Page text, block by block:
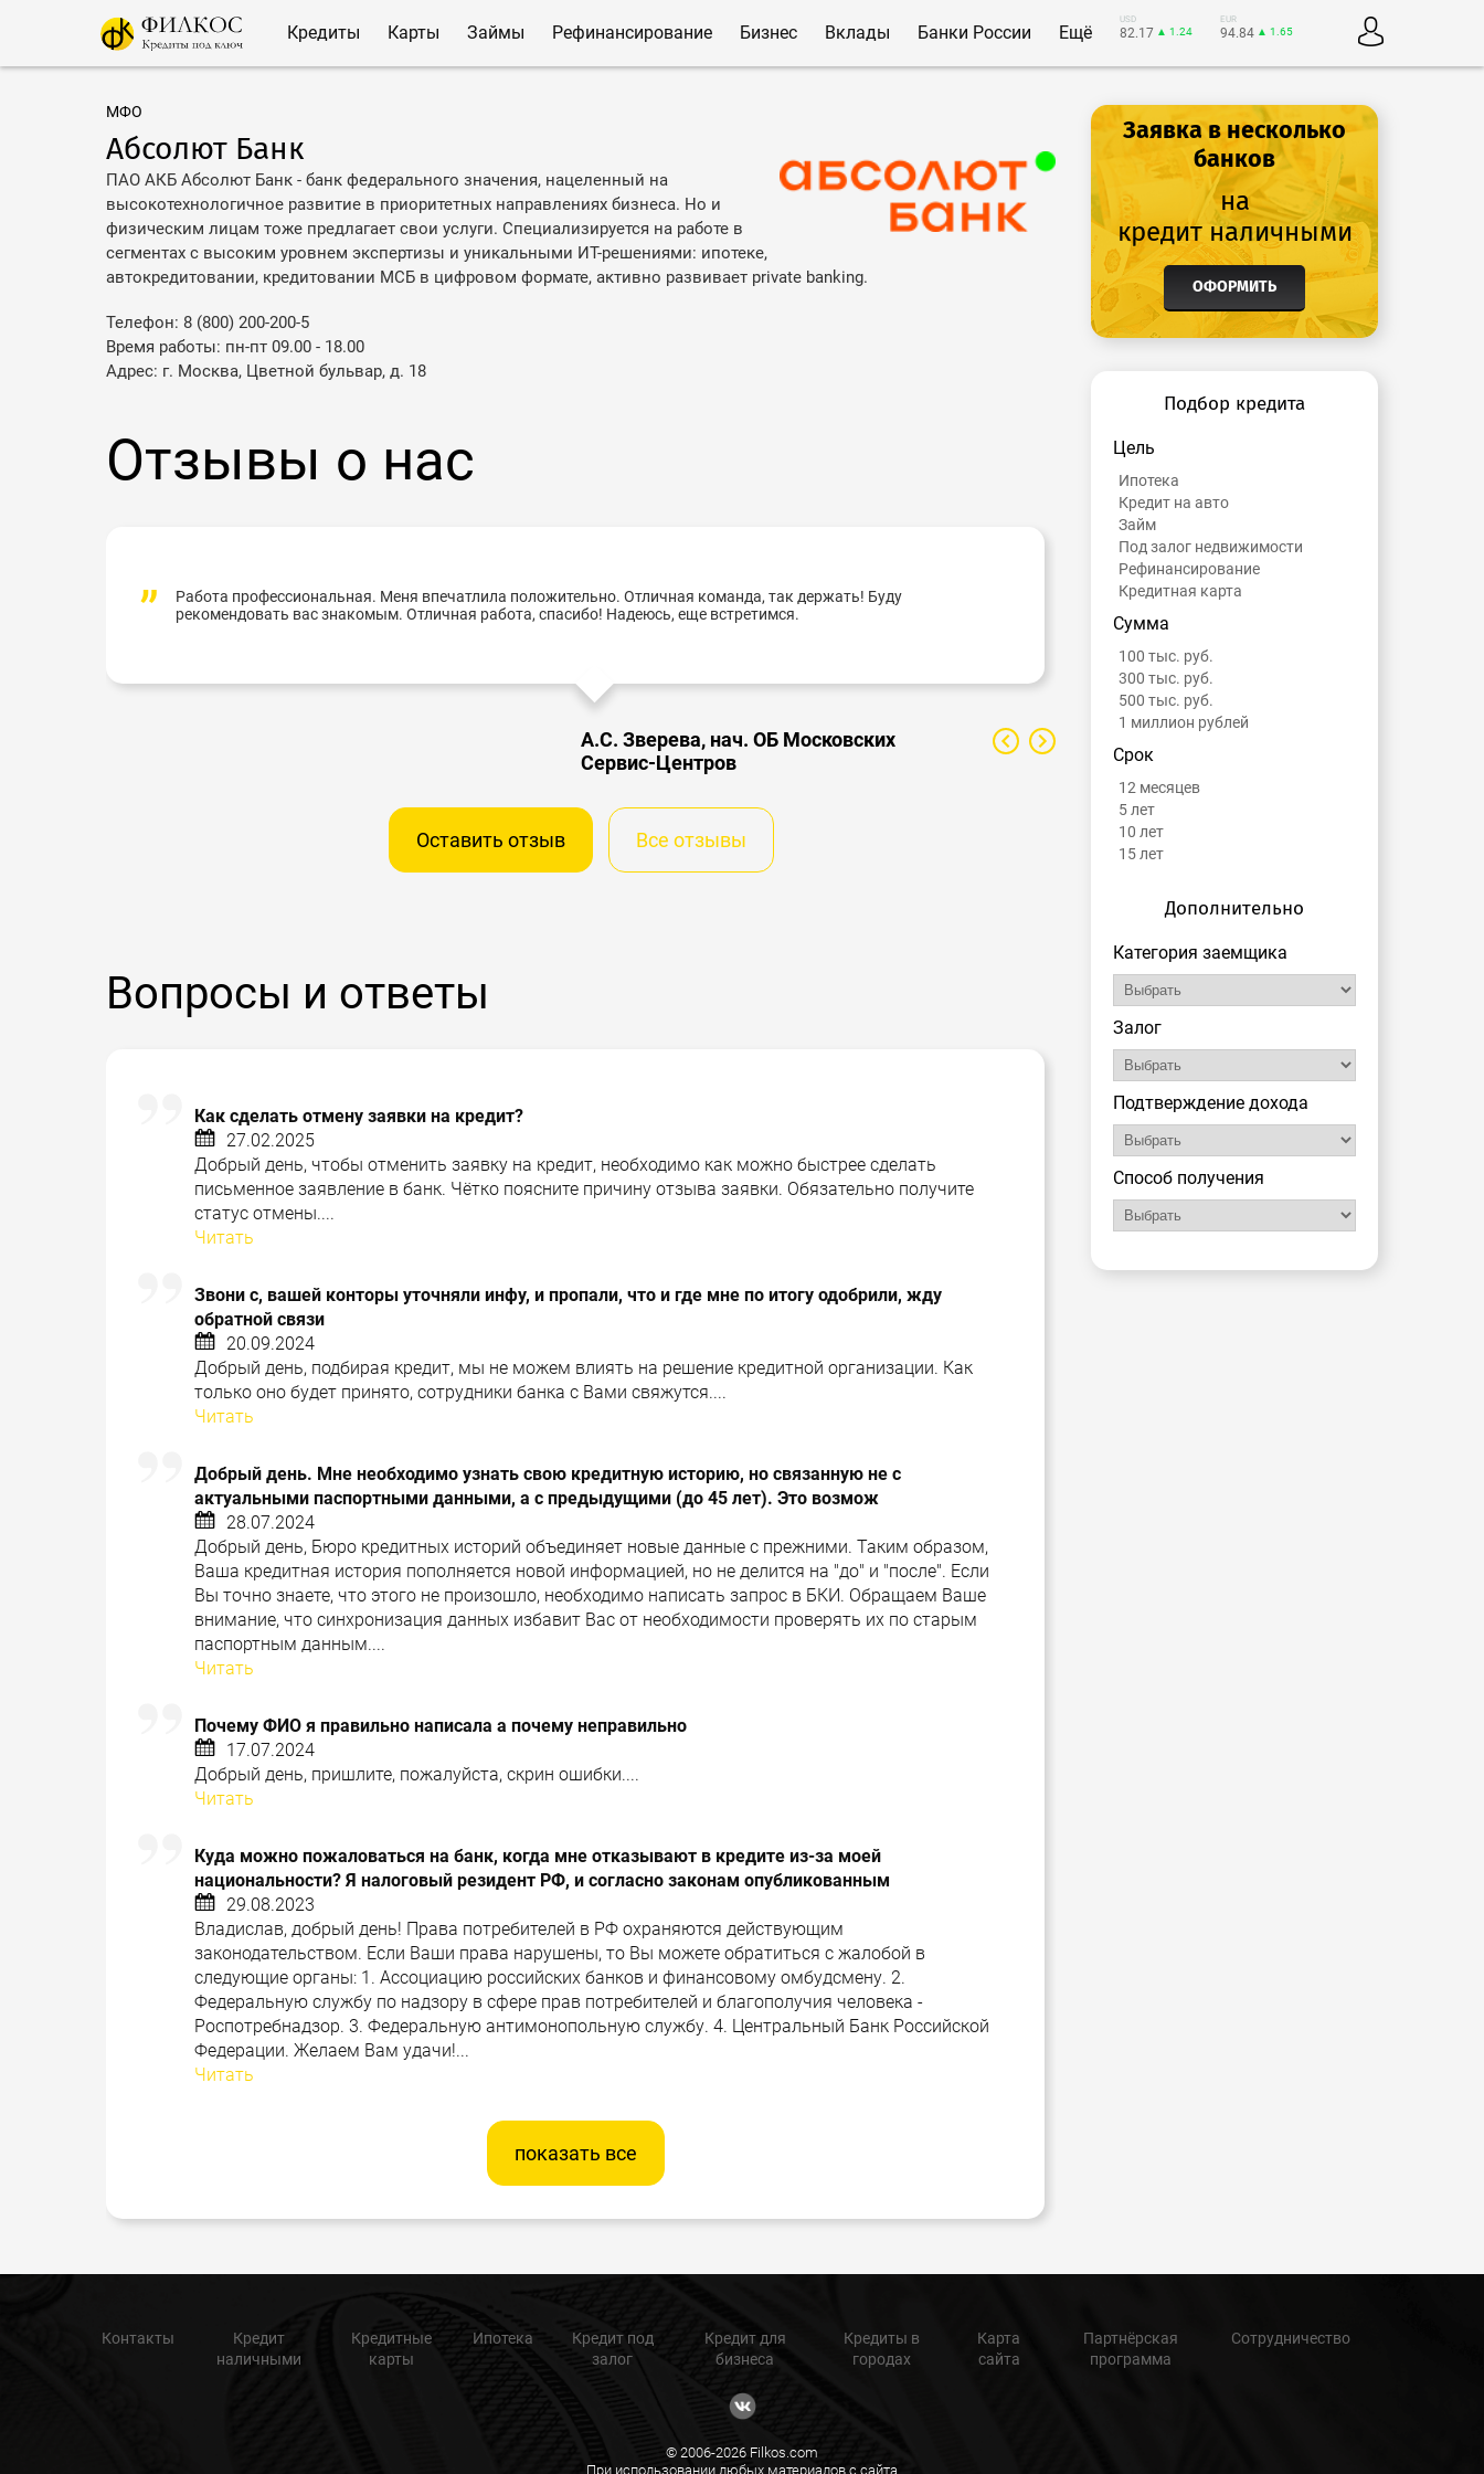
Кредиты Карты Займы Рефинансирование Бизнес Вклады Банки России Ещё
USD
82.17 ▲ 1.24
EUR
94.84 ▲ 1.65
МФО
Абсолют Банк
ПАО АКБ Абсолют Банк - банк федерального значения, нацеленный на
высокотехнологичное развитие в приоритетных направлениях бизнеса. Но и
физическим лицам тоже предлагает свои услуги. Специализируется на работе в
сегментах с высоким уровнем экспертизы и уникальными ИТ-решениями: ипотеке,
автокредитовании, кредитовании МСБ в цифровом формате, активно развивает private banking.
Телефон: 8 (800) 200-200-5
Время работы: пн-пт 09.00 - 18.00
Адрес: г. Москва, Цветной бульвар, д. 18
Отзывы о нас
Работа профессиональная. Меня впечатлила положительно. Отличная команда, так держать! Буду
рекомендовать вас знакомым. Отличная работа, спасибо! Надеюсь, еще встретимся.
А.С. Зверева, нач. ОБ Московских
Сервис-Центров
Оставить отзыв Все отзывы
Вопросы и ответы
Как сделать отмену заявки на кредит?
27.02.2025
Добрый день, чтобы отменить заявку на кредит, необходимо как можно быстрее сделать
письменное заявление в банк. Чётко поясните причину отзыва заявки. Обязательно получите
статус отмены....
Читать
Звони с, вашей конторы уточняли инфу, и пропали, что и где мне по итогу одобрили, жду
обратной связи
20.09.2024
Добрый день, подбирая кредит, мы не можем влиять на решение кредитной организации. Как
только оно будет принято, сотрудники банка с Вами свяжутся....
Читать
Добрый день. Мне необходимо узнать свою кредитную историю, но связанную не с
актуальными паспортными данными, а с предыдущими (до 45 лет). Это возмож
28.07.2024
Добрый день, Бюро кредитных историй объединяет новые данные с прежними. Таким образом,
Ваша кредитная история пополняется новой информацией, но не делится на "до" и "после". Если
Вы точно знаете, что этого не произошло, необходимо написать запрос в БКИ. Обращаем Ваше
внимание, что синхронизация данных избавит Вас от необходимости проверять их по старым
паспортным данным....
Читать
Почему ФИО я правильно написала а почему неправильно
17.07.2024
Добрый день, пришлите, пожалуйста, скрин ошибки....
Читать
Куда можно пожаловаться на банк, когда мне отказывают в кредите из-за моей
национальности? Я налоговый резидент РФ, и согласно законам опубликованным
29.08.2023
Владислав, добрый день! Права потребителей в РФ охраняются действующим
законодательством. Если Ваши права нарушены, то Вы можете обратиться с жалобой в
следующие органы: 1. Ассоциацию российских банков и финансовому омбудсмену. 2.
Федеральную службу по надзору в сфере прав потребителей и благополучия человека -
Роспотребнадзор. 3. Федеральную антимонопольную службу. 4. Центральный Банк Российской
Федерации. Желаем Вам удачи!...
Читать
показать все
Заявка в несколько
банков
на
кредит наличными
ОФОРМИТЬ
Подбор кредита
Цель
Ипотека
Кредит на авто
Займ
Под залог недвижимости
Рефинансирование
Кредитная карта
Сумма
100 тыс. руб.
300 тыс. руб.
500 тыс. руб.
1 миллион рублей
Срок
12 месяцев
5 лет
10 лет
15 лет
Дополнительно
Категория заемщика
Залог
Подтверждение дохода
Способ получения
Контакты
Кредит
наличными
Кредитные
карты
Ипотека
Кредит под
залог
Кредит для
бизнеса
Кредиты в
городах
Карта
сайта
Партнёрская
программа
Сотрудничество
© 2006-2026 Filkos.com
При использовании любых материалов с сайта